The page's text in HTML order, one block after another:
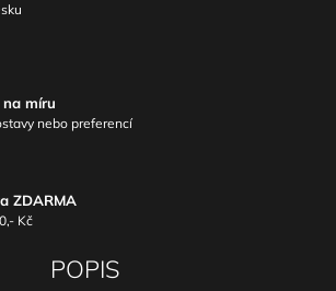
míru
nebo preferencí
ZDARMA
Kč
POPIS